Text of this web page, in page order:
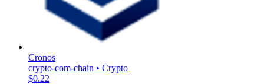
Cronos
crypto-com-chain • Crypto
$0.22